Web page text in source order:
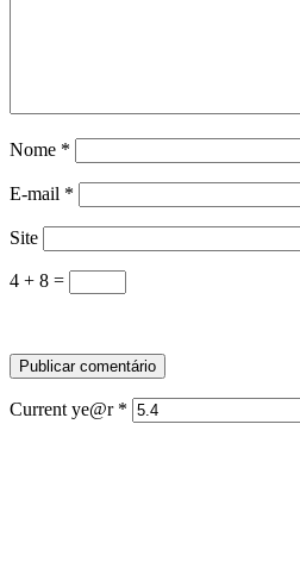
Nome *
E-mail *
Site
4 + 8 =
Current ye@r *